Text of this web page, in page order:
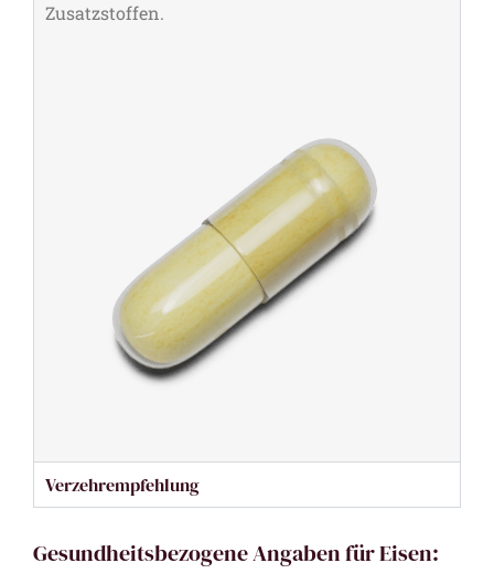
Zusatzstoffen.
Verzehrempfehlung
Gesundheitsbezogene Angaben für Eisen: